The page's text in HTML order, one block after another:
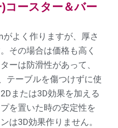
コースター＆バー
よく作りますが、厚さ
その場合は価格も高く
ーは防滑性があって、
テーブルを傷つけずに使
または3D効果を加える
を置いた時の安定性を
は3D効果作りません。